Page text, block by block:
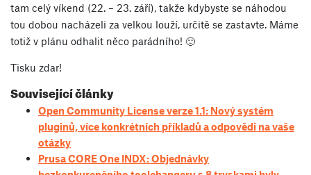
tam celý víkend (22. – 23. září), takže kdybyste se náhodou
tou dobou nacházeli za velkou louží, určitě se zastavte. Máme
totiž v plánu odhalit něco parádního! 🙂
Tisku zdar!
Související články
Open Community License verze 1.1: Nový systém
pluginů, více konkrétních příkladů a odpovědi na vaše
otázky
Prusa CORE One INDX: Objednávky